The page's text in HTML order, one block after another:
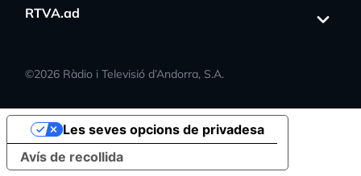
RTVA.ad
©2026 Ràdio i Televisió d’Andorra, S.A.
Avís de recollida
Les seves opcions de privadesa